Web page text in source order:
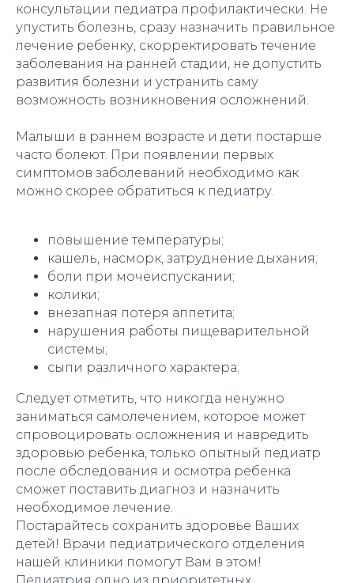
консультации педиатра профилактически. Не
упустить болезнь, сразу назначить правильное
лечение ребенку, скорректировать течение
заболевания на ранней стадии, не допустить
развития болезни и устранить саму
возможность возникновения осложнений.
Малыши в раннем возрасте и дети постарше
часто болеют. При появлении первых
симптомов заболеваний необходимо как
можно скорее обратиться к педиатру.
повышение температуры;
кашель, насморк, затруднение дыхания;
боли при мочеиспускании;
колики;
внезапная потеря аппетита;
нарушения работы пищеварительной
системы;
сыпи различного характера;
Следует отметить, что никогда ненужно
заниматься самолечением, которое может
спровоцировать осложнения и навредить
здоровью ребенка, только опытный педиатр
после обследования и осмотра ребенка
сможет поставить диагноз и назначить
необходимое лечение.
Постарайтесь сохранить здоровье Ваших
детей! Врачи педиатрического отделения
нашей клиники помогут Вам в этом!